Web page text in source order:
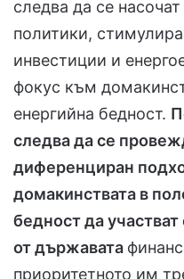
следва да се
политики,
инвестиции и
фокус към
енергийна бедност.
следва да се
диференциран
домакинствата в
бедност да
от държавата
приоритетното им